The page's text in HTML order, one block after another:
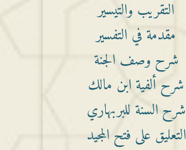
التقريب والتيسير
مقدمة في التفسير
شرح وصف الجنة
شرح ألفية ابن مالك
شرح السنة للبربهاري
التعليق على فتح المجيد